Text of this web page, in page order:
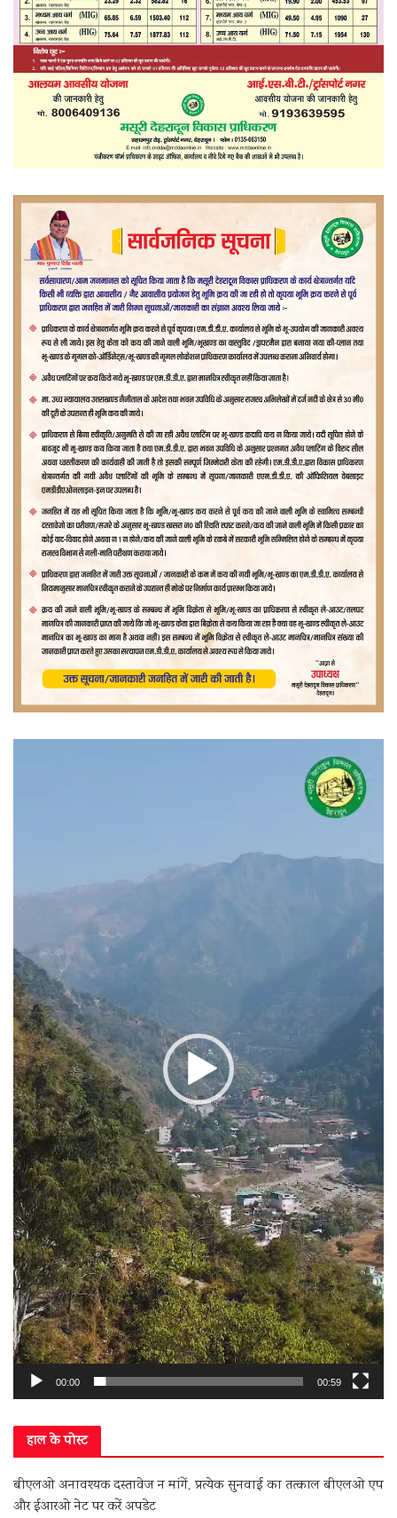
00:00 00:59
हाल के पोस्ट
बीएलओ अनावश्यक दस्तावेज न मांगें, प्रत्येक सुनवाई का तत्काल बीएलओ एप
और ईआरओ नेट पर करें अपडेट